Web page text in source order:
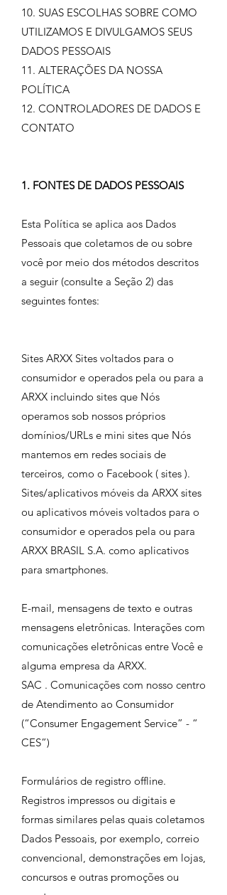
10. SUAS ESCOLHAS SOBRE COMO
UTILIZAMOS E DIVULGAMOS SEUS
DADOS PESSOAIS
11. ALTERAÇÕES DA NOSSA
POLÍTICA
12. CONTROLADORES DE DADOS E
CONTATO
1. FONTES DE DADOS PESSOAIS
Esta Política se aplica aos Dados
Pessoais que coletamos de ou sobre
você por meio dos métodos descritos
a seguir (consulte a Seção 2) das
seguintes fontes:
Sites ARXX Sites voltados para o
consumidor e operados pela ou para a
ARXX incluindo sites que Nós
operamos sob nossos próprios
domínios/URLs e mini sites que Nós
mantemos em redes sociais de
terceiros, como o Facebook ( sites ).
Sites/aplicativos móveis da ARXX sites
ou aplicativos móveis voltados para o
consumidor e operados pela ou para
ARXX BRASIL S.A. como aplicativos
para smartphones.
E-mail, mensagens de texto e outras
mensagens eletrônicas. Interações com
comunicações eletrônicas entre Você e
alguma empresa da ARXX.
SAC . Comunicações com nosso centro
de Atendimento ao Consumidor
(“Consumer Engagement Service” - “
CES”)
Formulários de registro offline.
Registros impressos ou digitais e
formas similares pelas quais coletamos
Dados Pessoais, por exemplo, correio
convencional, demonstrações em lojas,
concursos e outras promoções ou